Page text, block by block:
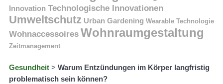
Innovation Technologische Innovationen
Umweltschutz Urban Gardening Wearable Technologie
Wohnaccessoires Wohnraumgestaltung
Zeitmanagement
Gesundheit > Warum Entzündungen im Körper langfristig
problematisch sein können?